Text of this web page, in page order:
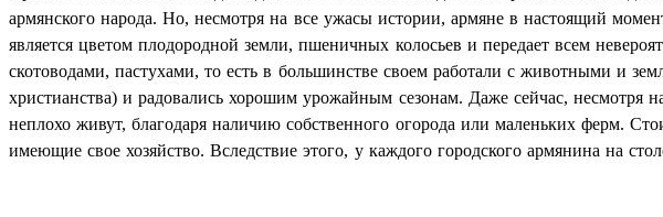
армянского народа. Но, несмотря на все ужасы истории, армяне в настоящий
является цветом плодородной земли, пшеничных колосьев и передает всем
скотоводами, пастухами, то есть в большинстве своем работали с животными и
христианства) и радовались хорошим урожайным сезонам. Даже сейчас, несмотря
неплохо живут, благодаря наличию собственного огорода или маленьких ферм.
имеющие свое хозяйство. Вследствие этого, у каждого городского армянина на